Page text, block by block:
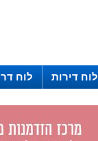
לוח דירות לוח